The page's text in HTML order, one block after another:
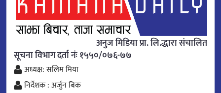
अनुज मिडिया प्रा. लि.द्धारा संचालित
सूचना विभाग दर्ता नंः १५५०/०७६-७७
अध्यक्ष: सलिम मिया
निर्देशक : अर्जुन बिक